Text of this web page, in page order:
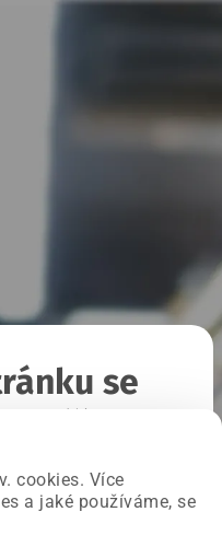
cookies. Více
a jaké používáme, se
se
a už ji opravujeme.
stránku.